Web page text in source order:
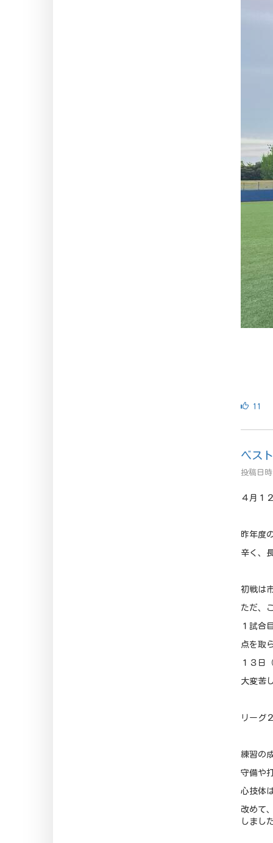
11
ベス
投稿日
４月１
昨年度
辛く、
初戦は
ただ、
１試合
点を取
１３日
大変苦
リーグ
練習の
守備や
心技体
改めて
しまし